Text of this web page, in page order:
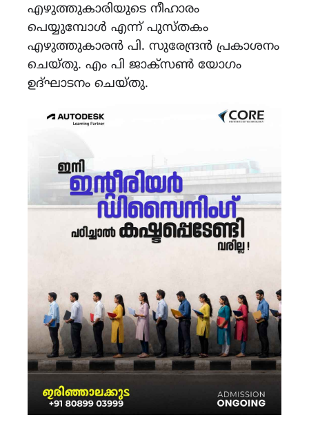
എഴുത്തുകാരിയുടെ നീഹാരം
പെയ്യുമ്പോൾ എന്ന് പുസ്തകം
എഴുത്തുകാരൻ പി. സുരേന്ദ്രൻ പ്രകാശനം
ചെയ്തു. എം പി ജാക്സൺ യോഗം
ഉദ്ഘാടനം ചെയ്തു.